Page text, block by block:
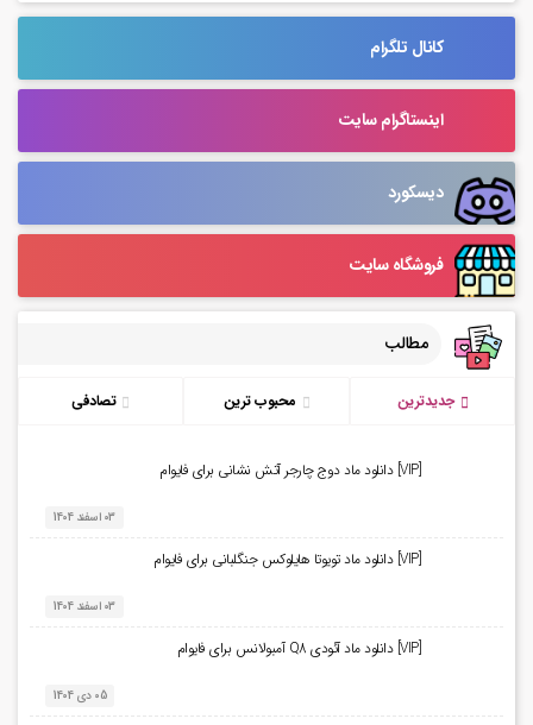
کانال تلگرام
اینستاگرام سایت
دیسکورد
فروشگاه سایت
مطالب
جدیدترین محبوب ترین تصادفی
[VIP] دانلود ماد دوج چارجر آتش نشانی برای فایوام
03 اسفند 1404
[VIP] دانلود ماد تویوتا هایلوکس جنگلبانی برای فایوام
03 اسفند 1404
[VIP] دانلود ماد آئودی Q8 آمبولانس برای فایوام
05 دی 1404